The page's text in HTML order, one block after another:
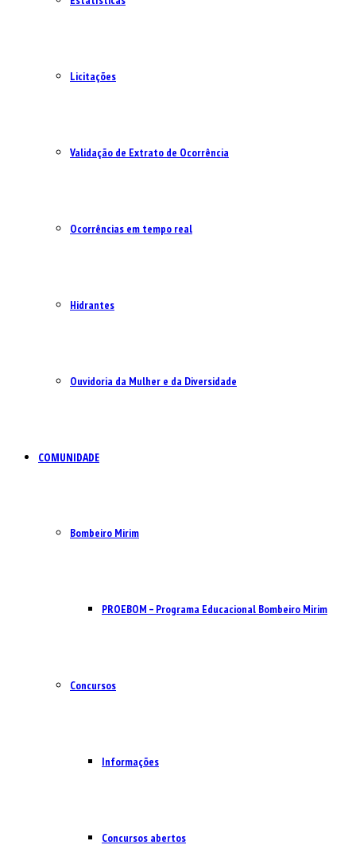
Licitações
Validação de Extrato de Ocorrência
Ocorrências em tempo real
Hidrantes
Ouvidoria da Mulher e da Diversidade
COMUNIDADE
Bombeiro Mirim
PROEBOM – Programa Educacional Bombeiro Mirim
Concursos
Informações
Concursos abertos